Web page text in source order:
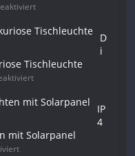
D
i
Tischleuchte
IP
4
mit Solarpanel